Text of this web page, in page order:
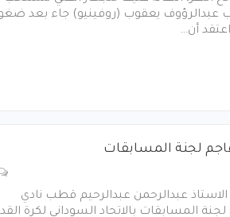
عبدالرؤوف يعقوب (روفينيو) جاء بعد
أن…
لجنة المسابقات
عبدالرحمن عبدالرحيم قطب نادي
لجنة المسابقات بالاتحاد السوداني لكرة